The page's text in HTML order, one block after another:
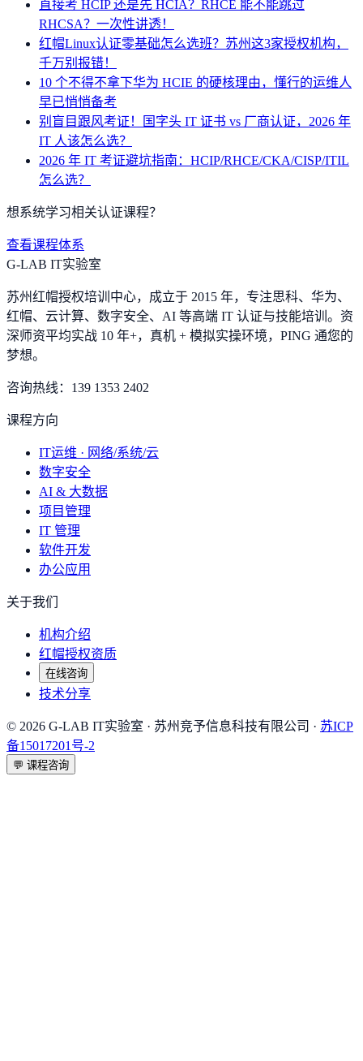
直接考 HCIP 还是先 HCIA？RHCE 能不能跳过
RHCSA？一次性讲透！
红帽Linux认证零基础怎么选班？苏州这3家授权机构，
千万别报错！
10 个不得不拿下华为 HCIE 的硬核理由，懂行的运维人
早已悄悄备考
别盲目跟风考证！国字头 IT 证书 vs 厂商认证，2026 年
IT 人该怎么选？
2026 年 IT 考证避坑指南：HCIP/RHCE/CKA/CISP/ITIL
怎么选？
想系统学习相关认证课程？
查看课程体系
G-LAB IT实验室
苏州红帽授权培训中心，成立于 2015 年，专注思科、华为、
红帽、云计算、数字安全、AI 等高端 IT 认证与技能培训。资
深师资平均实战 10 年+，真机 + 模拟实操环境， PING 通您的
梦想。
咨询热线： 139 1353 2402
课程方向
IT运维 · 网络/系统/云
数字安全
AI & 大数据
项目管理
IT 管理
软件开发
办公应用
关于我们
机构介绍
红帽授权资质
在线咨询
技术分享
© 2026 G-LAB IT实验室 · 苏州竞予信息科技有限公司 · 苏ICP
备15017201号-2
💬 课程咨询